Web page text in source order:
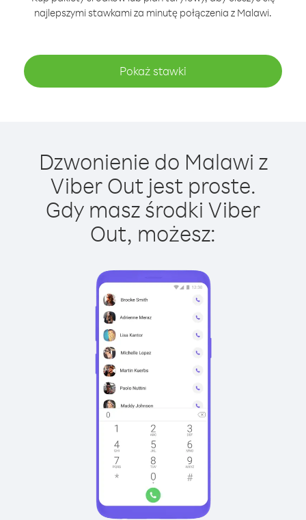
najlepszymi stawkami za minutę połączenia z Malawi.
Pokaż stawki
Dzwonienie do Malawi z
Viber Out jest proste.
Gdy masz środki Viber
Out, możesz: